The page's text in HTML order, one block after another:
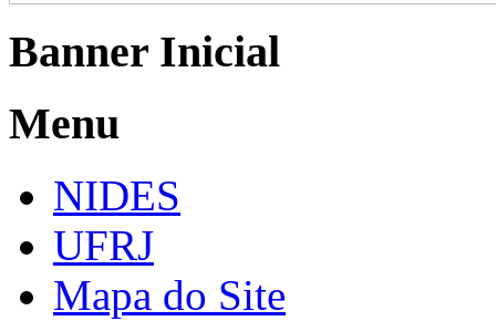
Banner Inicial
Menu
NIDES
UFRJ
Mapa do Site